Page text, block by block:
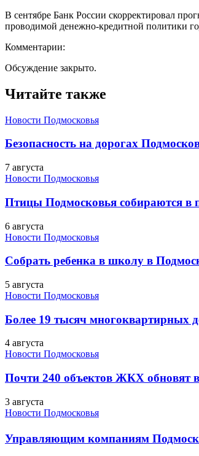
В сентябре Банк России скорректировал
проводимой денежно-кредитной политики
Комментарии:
Обсуждение закрыто.
Читайте также
Новости Подмосковья
Безопасность на дорогах
7 августа
Новости Подмосковья
Птицы Подмосковья собираются в
6 августа
Новости Подмосковья
Собрать ребенка в школу в
5 августа
Новости Подмосковья
Более 19 тысяч многоквартирных
4 августа
Новости Подмосковья
Почти 240 объектов ЖКХ обновят
3 августа
Новости Подмосковья
Управляющим компаниям